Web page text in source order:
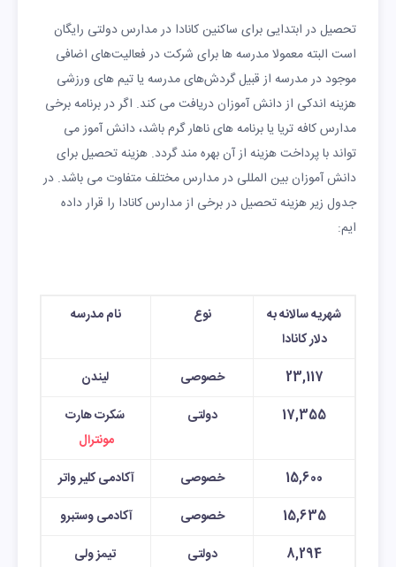
تحصیل در ابتدایی برای ساکنین کانادا در مدارس دولتی رایگان
است البته معمولا مدرسه ها برای شرکت در فعالیت‌های اضافی
موجود در مدرسه از قبیل گردش‌های مدرسه یا تیم ‌های ورزشی
هزینه‌ اندکی از دانش آموزان دریافت می ‌کند. اگر در برنامه برخی
مدارس کافه تریا یا برنامه های ناهار گرم باشد، دانش آموز می
تواند با پرداخت هزینه از آن بهره مند گردد. هزینه تحصیل برای
دانش آموزان بین المللی در مدارس مختلف متفاوت می باشد. در
جدول زیر هزینه تحصیل در برخی از مدارس کانادا را قرار داده
ایم:
شهریه سالانه به
دلار کانادا
نوع نام مدرسه
23,117 خصوصی
لیندن
17,355
دولتی
سَکرت هارت
مونترال
15,600
خصوصی
آکادمی کلیر واتر
15,635
خصوصی
آکادمی وستبرو
8,294
دولتی
تیمز ولی